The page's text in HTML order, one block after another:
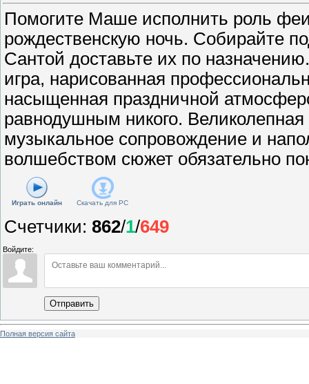
Помогите Маше исполнить роль
рождественскую ночь. Собирайте
Сантой доставьте их по
игра, нарисованная
насыщенная праздничной
равнодушным никого.
музыкальное сопровождение и
волшебством сюжет обязательно
Играть онлайн Скачать для PC
Счетчики: 862/1/649
Войдите:
Отправить
Полная версия сайта